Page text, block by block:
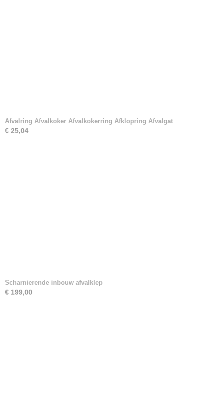
Afvalring Afvalkoker Afvalkokerring Afklopring Afvalgat
€ 25,04
Scharnierende inbouw afvalklep
€ 199,00